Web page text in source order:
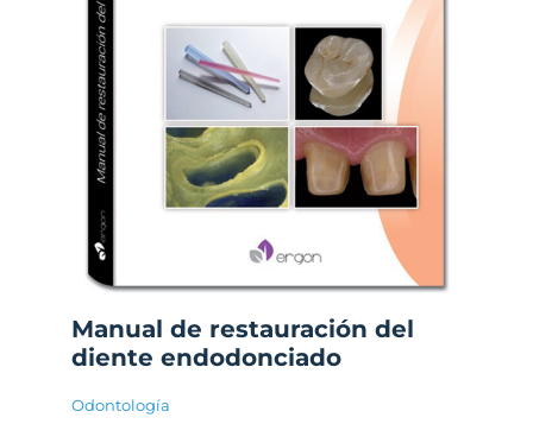
Manual de restauración del
diente endodonciado
Odontología